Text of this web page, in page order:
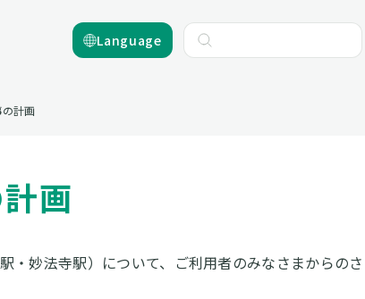
Language
計画
画
・妙法寺駅）について、ご利用者のみなさまからのさ